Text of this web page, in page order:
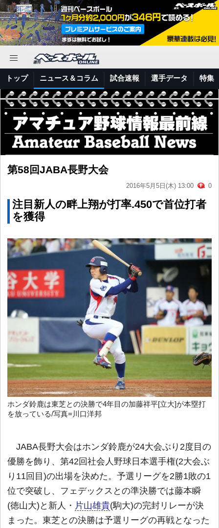
トップ ニュース＆コラム 試合速報 選手データ 特集
第58回JABA長野大会
2016年5月5日(木) 13:00 0
注目新人の畔上翔が打率.450で首位打者
を獲得
ホンダ鈴鹿は東芝との決勝で4年目の加藤祥平[立大]が本塁打
を放っている/写真=川口洋邦
JABA長野大会はホンダ鈴鹿が24大会ぶり2度目の
優勝を飾り、第42回社会人野球日本選手権(2大会ぶ
り11回目)の出場を決めた。予選リーグを2勝1敗の1
位で突破し、フェデックスとの準決勝では藤本瞬
(徳山大)と新人・ 片山雄貴(駒大)の完封リレーが決
まった。東芝との決勝は予選リーグの再戦となった